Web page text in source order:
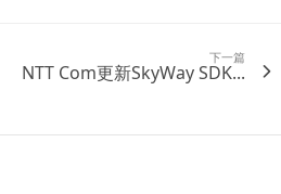
下一篇
NTT Com更新SkyWay SDK...